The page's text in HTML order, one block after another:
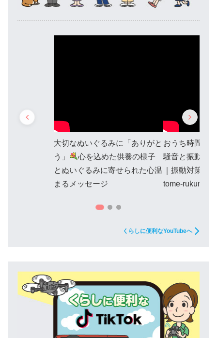
大切なぬいぐるみに「ありがと
う」
心を込めた供養の様子
とぬいぐるみに寄せられた心温
まるメッセージ
おうち時間を
騒音と振動対
｜振動対策ユ
tome-rukun
くらしに便利なYouTubeへ